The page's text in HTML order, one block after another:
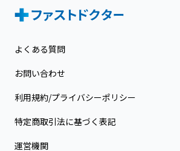
よくある質問
お問い合わせ
利用規約/プライバシーポリシー
特定商取引法に基づく表記
運営機関